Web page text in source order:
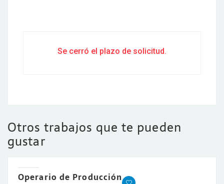
Se cerró el plazo de solicitud.
Otros trabajos que te pueden
gustar
Operario de Producción